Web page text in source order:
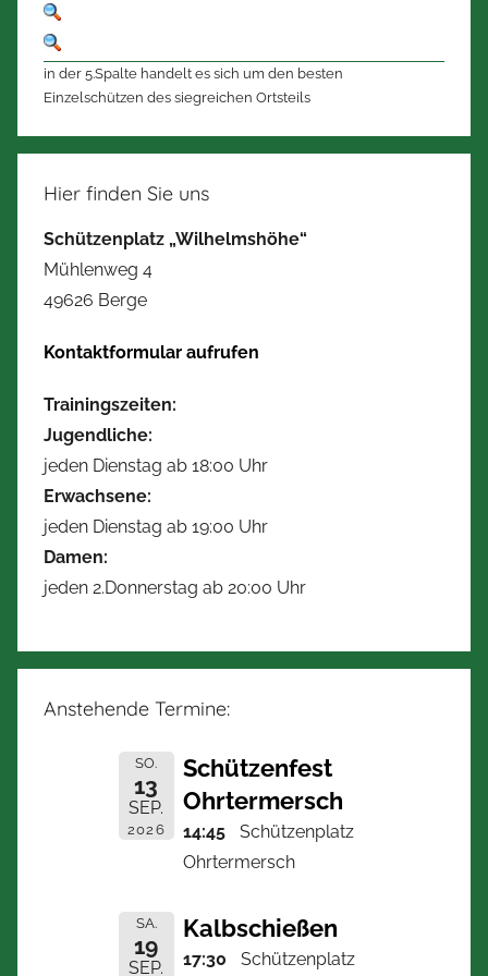
in der 5.Spalte handelt es sich um den besten
Einzelschützen des siegreichen Ortsteils
Hier finden Sie uns
Schützenplatz „Wilhelmshöhe“
Mühlenweg 4
49626 Berge
Kontaktformular aufrufen
Trainingszeiten:
Jugendliche:
jeden Dienstag ab 18:00 Uhr
Erwachsene:
jeden Dienstag ab 19:00 Uhr
Damen:
jeden 2.Donnerstag ab 20:00 Uhr
Anstehende Termine:
SO.
13
SEP.
2026
Schützenfest
Ohrtermersch
14:45
Schützenplatz
Ohrtermersch
SA.
19
SEP.
Kalbschießen
17:30
Schützenplatz